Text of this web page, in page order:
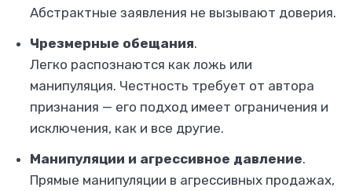
Абстрактные заявления не вызывают доверия.
Чрезмерные обещания.
Легко распознаются как ложь или
манипуляция. Честность требует от автора
признания — его подход имеет ограничения и
исключения, как и все другие.
Манипуляции и агрессивное давление.
Прямые манипуляции в агрессивных продажах,